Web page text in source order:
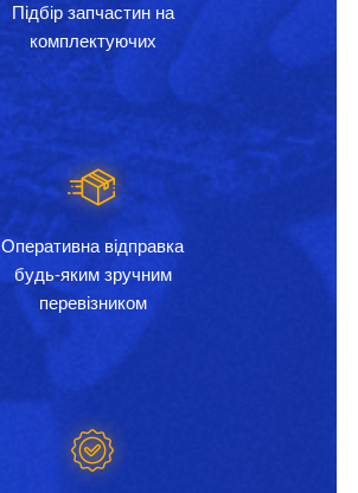
Підбір запчастин на
комплектуючих
Оперативна відправка
будь-яким зручним
перевізником